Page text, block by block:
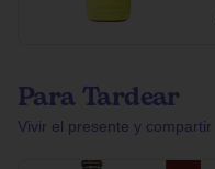
Para Tardear
Vivir el presente y compartir